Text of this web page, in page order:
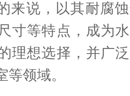
说，以其耐腐蚀
寸等特点，成为
理想选择，并广
领域。